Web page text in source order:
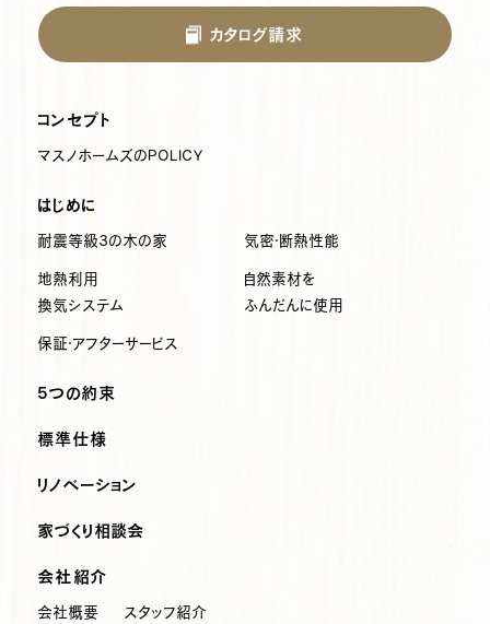
カタログ請求
コンセプト
マスノホームズのPOLICY
はじめに
耐震等級3の木の家 気密・断熱性能
地熱利用
換気システム
自然素材を
ふんだんに使用
保証・アフターサービス
5つの約束
標準仕様
リノベーション
家づくり相談会
会社紹介
会社概要 スタッフ紹介